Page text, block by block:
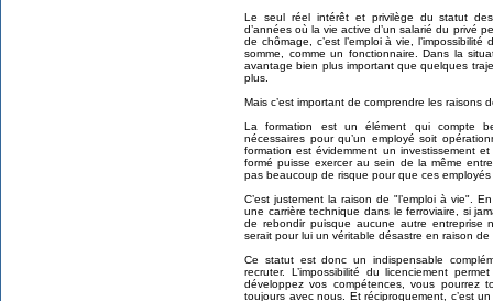
Le seul réel intérêt et privilège du statut
d’années où la vie active d’un salarié du privé
de chômage, c’est l’emploi à vie,
somme, comme un fonctionnaire. Dans la
avantage bien plus important que quelques
plus.
Mais c’est important de comprendre les raisons
La formation est un élément qui compte
nécessaires pour qu’un employé soit
formation est évidemment un investissement et
formé puisse exercer au sein de la même
pas beaucoup de risque pour que ces employés
C’est justement la raison de "l’emploi à vie".
une carrière technique dans le ferroviaire, si
de rebondir puisque aucune autre entreprise
serait pour lui un véritable désastre en raison
Ce statut est donc un indispensable
recruter. L’impossibilité du licenciement
développez vos compétences, vous pourrez
toujours avec nous. Et réciproquement, c’est